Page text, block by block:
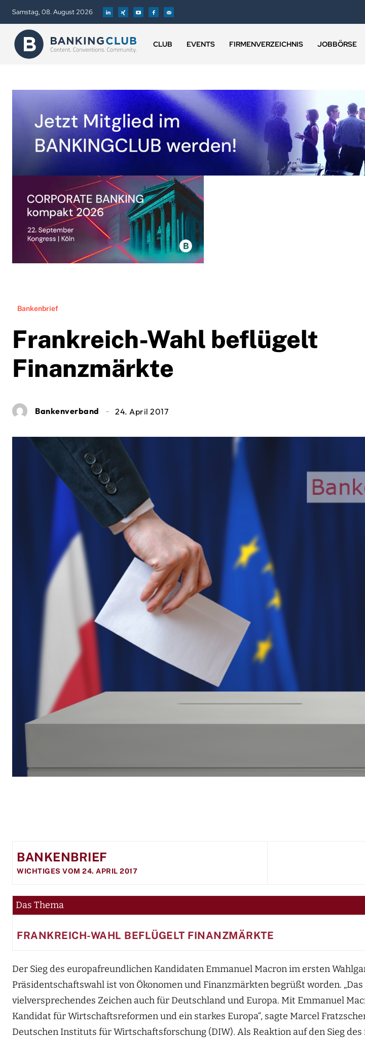
Samstag, 08. August 2026
CLUB EVENTS FIRMENVERZEICHNIS JOBBÖRSE
Bankenbrief
Frankreich-Wahl beflügelt
Finanzmärkte
Bankenverband 24. April 2017
BANKENBRIEF
WICHTIGES VOM 24. APRIL 2017
Das Thema
FRANKREICH-WAHL BEFLÜGELT FINANZMÄRKTE
Der Sieg des europafreundlichen Kandidaten Emmanuel Macron im ersten
Präsidentschaftswahl ist von Ökonomen und Finanzmärkten begrüßt worden.
vielversprechendes Zeichen auch für Deutschland und Europa. Mit Emmanuel
Kandidat für Wirtschaftsreformen und ein starkes Europa“, sagte Marcel
Deutschen Instituts für Wirtschaftsforschung (DIW). Als Reaktion auf den Sieg